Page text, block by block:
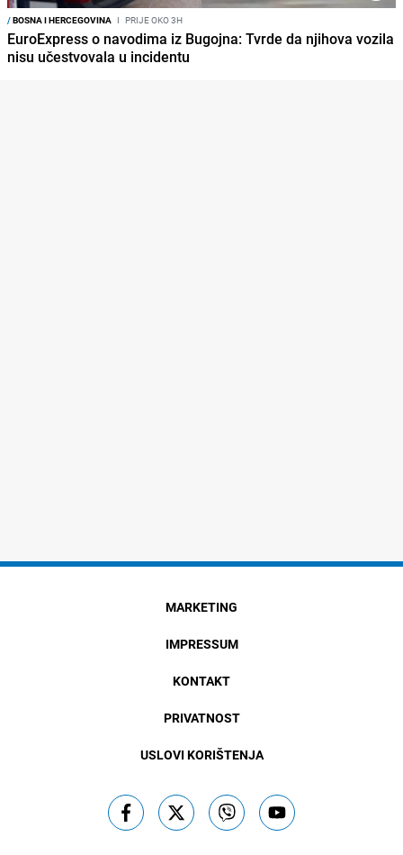
/BOSNA I HERCEGOVINA I PRIJE OKO 3H
EuroExpress o navodima iz Bugojna: Tvrde da njihova vozila
nisu učestvovala u incidentu
MARKETING
IMPRESSUM
KONTAKT
PRIVATNOST
USLOVI KORIŠTENJA